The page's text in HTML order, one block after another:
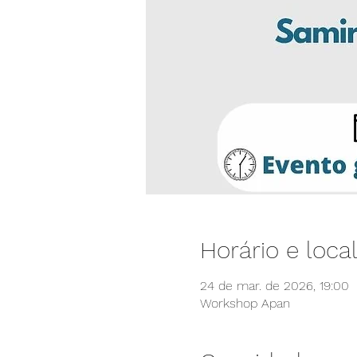
Horário e local
24 de mar. de 2026, 19:00
Workshop Apan